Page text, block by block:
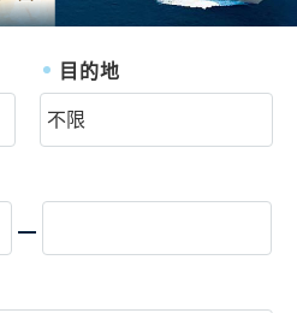
目的地